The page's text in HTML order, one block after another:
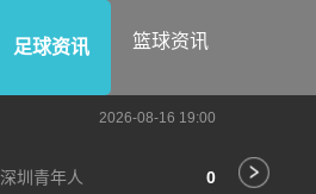
足球资讯 篮球资讯
2026-08-16 19:00
深圳青年人 0